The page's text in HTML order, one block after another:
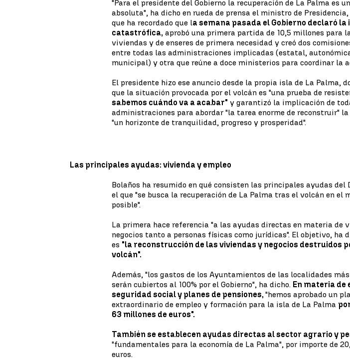
"Para el presidente del Gobierno la recuperación de La Palma es
absoluta", ha dicho en rueda de prensa el ministro de Presidencia,
que ha recordado que la semana pasada el Gobierno declaró la
catastrófica, aprobó una primera partida de 10,5 millones para
viviendas y de enseres de primera necesidad y creó dos
entre todas las administraciones implicadas (estatal,
municipal) y otra que reúne a doce ministerios para coordinar la
El presidente hizo ese anuncio desde la propia isla de La Palma,
que la situación provocada por el volcán es "una prueba de
sabemos cuándo va a acabar" y garantizó la implicación de
administraciones para abordar "la tarea enorme de reconstruir"
"un horizonte de tranquilidad, progreso y prosperidad".
Las principales ayudas: vivienda y empleo
Bolaños ha resumido en qué consisten las principales ayudas del
el que "se busca la recuperación de La Palma tras el volcán en el
posible".
La primera hace referencia "a las ayudas directas en materia de
negocios tanto a personas físicas como jurídicas". El objetivo, ha
es "la reconstrucción de las viviendas y negocios destruidos
volcán".
Además, "los gastos de los Ayuntamientos de las localidades
serán cubiertos al 100% por el Gobierno", ha dicho. En materia de
seguridad social y planes de pensiones,"hemos aprobado un
extraordinario de empleo y formación para la isla de La Palma
63 millones de euros".
También se establecen ayudas directas al sector agrario y
"fundamentales para la economía de La Palma", por importe de
euros.